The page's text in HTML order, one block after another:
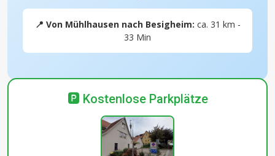
📍 Von Mühlhausen nach Besigheim: ca. 31 km -
33 Min
🅿️ Kostenlose Parkplätze